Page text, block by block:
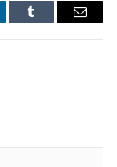
Tumblr Имэйл